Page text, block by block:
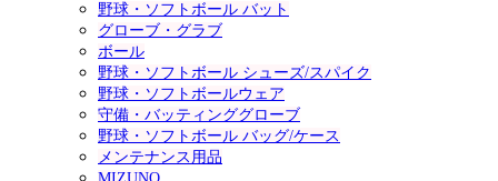
野球・ソフトボール バット
グローブ・グラブ
ボール
野球・ソフトボール シューズ/スパイク
野球・ソフトボールウェア
守備・バッティンググローブ
野球・ソフトボール バッグ/ケース
メンテナンス用品